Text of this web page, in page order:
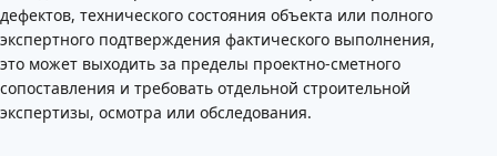
дефектов, технического состояния объекта или полного
экспертного подтверждения фактического выполнения,
это может выходить за пределы проектно-сметного
сопоставления и требовать отдельной строительной
экспертизы, осмотра или обследования.